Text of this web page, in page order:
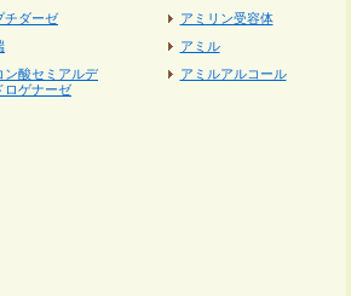
チダーゼ
ン酸セミアルデ
ロゲナーゼ
アミリン受容体
アミル
アミルアルコール